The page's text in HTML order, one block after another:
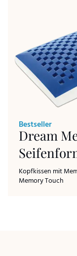
Bestseller
Dream
Kopfkissen mit
Memory Touch